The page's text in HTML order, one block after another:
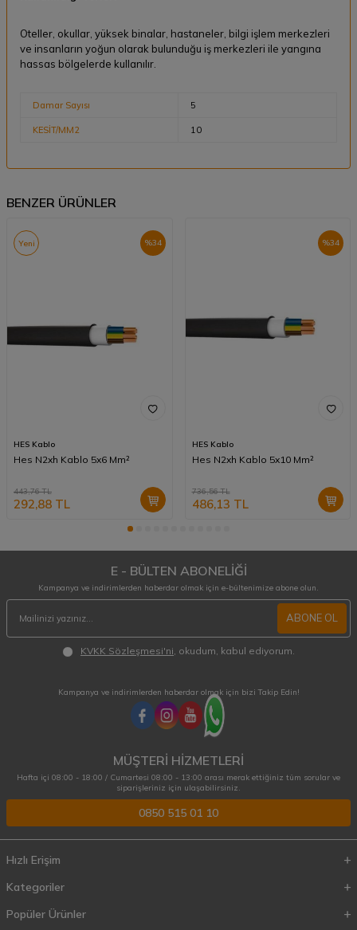
Oteller, okullar, yüksek binalar, hastaneler, bilgi işlem merkezleri
ve insanların yoğun olarak bulunduğu iş merkezleri ile yangına
hassas bölgelerde kullanılır.
Damar Sayısı 5
KESİT/MM2 10
BENZER ÜRÜNLER
%34
Yeni
HES Kablo
Hes N2xh Kablo 5x6 Mm²
443,76TL
292,88 TL
%34
HES Kablo
Hes N2xh Kablo 5x10 Mm²
736,56TL
486,13 TL
E - BÜLTEN ABONELİĞİ
Kampanya ve indirimlerden haberdar olmak için e-bültenimize abone olun.
ABONE OL
KVKK Sözleşmesi'ni , okudum, kabul ediyorum.
Kampanya ve indirimlerden haberdar olmak için bizi Takip Edin!
MÜŞTERİ HİZMETLERİ
Hafta içi 08:00 - 18:00 / Cumartesi 08:00 - 13:00 arası merak ettiğiniz tüm sorular ve
siparişleriniz için ulaşabilirsiniz.
0850 515 01 10
Hızlı Erişim
Kategoriler
Popüler Ürünler